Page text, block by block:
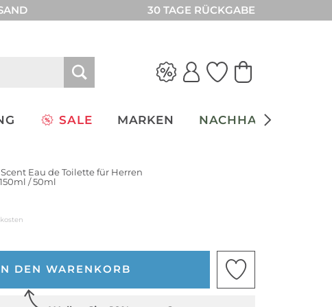
30 TAGE RÜCKGABE
SALE MARKEN NACHHALTIGKEIT
Eau de Toilette für Herren
/ 50ml
DEN WARENKORB